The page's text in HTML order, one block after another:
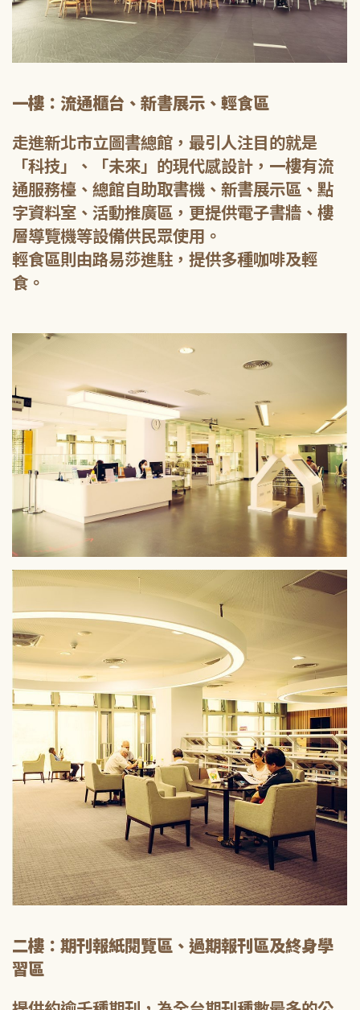
一樓：流通櫃台、新書展示、輕食區
走進新北市立圖書總館，最引人注目的就是
「科技」、「未來」的現代感設計，一樓有流
通服務檯、總館自助取書機、新書展示區、點
字資料室、活動推廣區，更提供電子書牆、樓
層導覽機等設備供民眾使用。
輕食區則由路易莎進駐，提供多種咖啡及輕
食。
二樓：期刊報紙閱覽區、過期報刊區及終身學
習區